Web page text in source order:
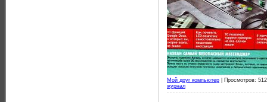
Мой друг компьютер
Просмотров:
журнал